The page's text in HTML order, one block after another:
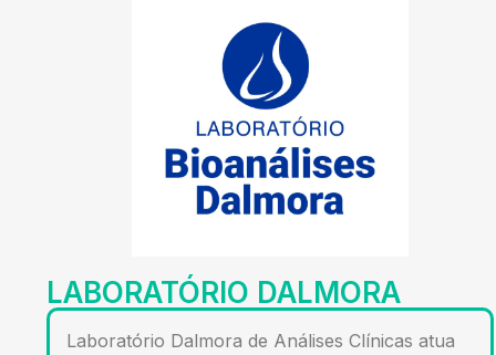
LABORATÓRIO DALMORA
Laboratório Dalmora de Análises Clínicas atua